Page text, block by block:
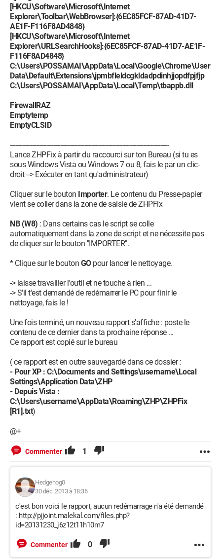
[HKCU\Software\Microsoft\Internet
Explorer\Toolbar\WebBrowser]:{6EC85FCF-87AD-41D7-
AE1F-F116F8AD4848}
[HKCU\Software\Microsoft\Internet
Explorer\URLSearchHooks]:{6EC85FCF-87AD-41D7-AE1F-
F116F8AD4848}
C:\Users\POSSAMAI\AppData\Local\Google\Chrome\User
Data\Default\Extensions\jpmbfleldcgkldadpdinhjjopdfpjfjp
C:\Users\POSSAMAI\AppData\Local\Temp\tbappb.dll
FirewallRAZ
Emptytemp
EmptyCLSID
--------------------------------------------------------------------------------------------
Lance ZHPFix à partir du raccourci sur ton Bureau (si tu es
sous Windows Vista ou Windows 7 ou 8, fais le par un clic-
droit --> Exécuter en tant qu'administrateur)
Cliquer sur le bouton Importer. Le contenu du Presse-papier
vient se coller dans la zone de saisie de ZHPFix
NB (W8) : Dans certains cas le script se colle
automatiquement dans la zone de script et ne nécessite pas
de cliquer sur le bouton "IMPORTER".
* Clique sur le bouton GOpour lancer le nettoyage.
-> laisse travailler l'outil et ne touche à rien ...
-> S'il t'est demandé de redémarrer le PC pour finir le
nettoyage, fais le !
Une fois terminé, un nouveau rapport s'affiche : poste le
contenu de ce dernier dans ta prochaine réponse ...
Ce rapport est copié sur le bureau
( ce rapport est en outre sauvegardé dans ce dossier :
- Pour XP : C:\Documents and Settings\username\Local
Settings\Application Data\ZHP
- Depuis Vista :
C:\Users\username\AppData\Roaming\ZHP\ZHPFix
[R1].txt)
@+
Commenter 1
Hedgehog0
30 déc. 2013 à 18:36
c'est bon voici le rapport, aucun redémarrage n'a été demandé
: http://pjjoint.malekal.com/files.php?
id=20131230_j6z12t11h10m7
Commenter 0